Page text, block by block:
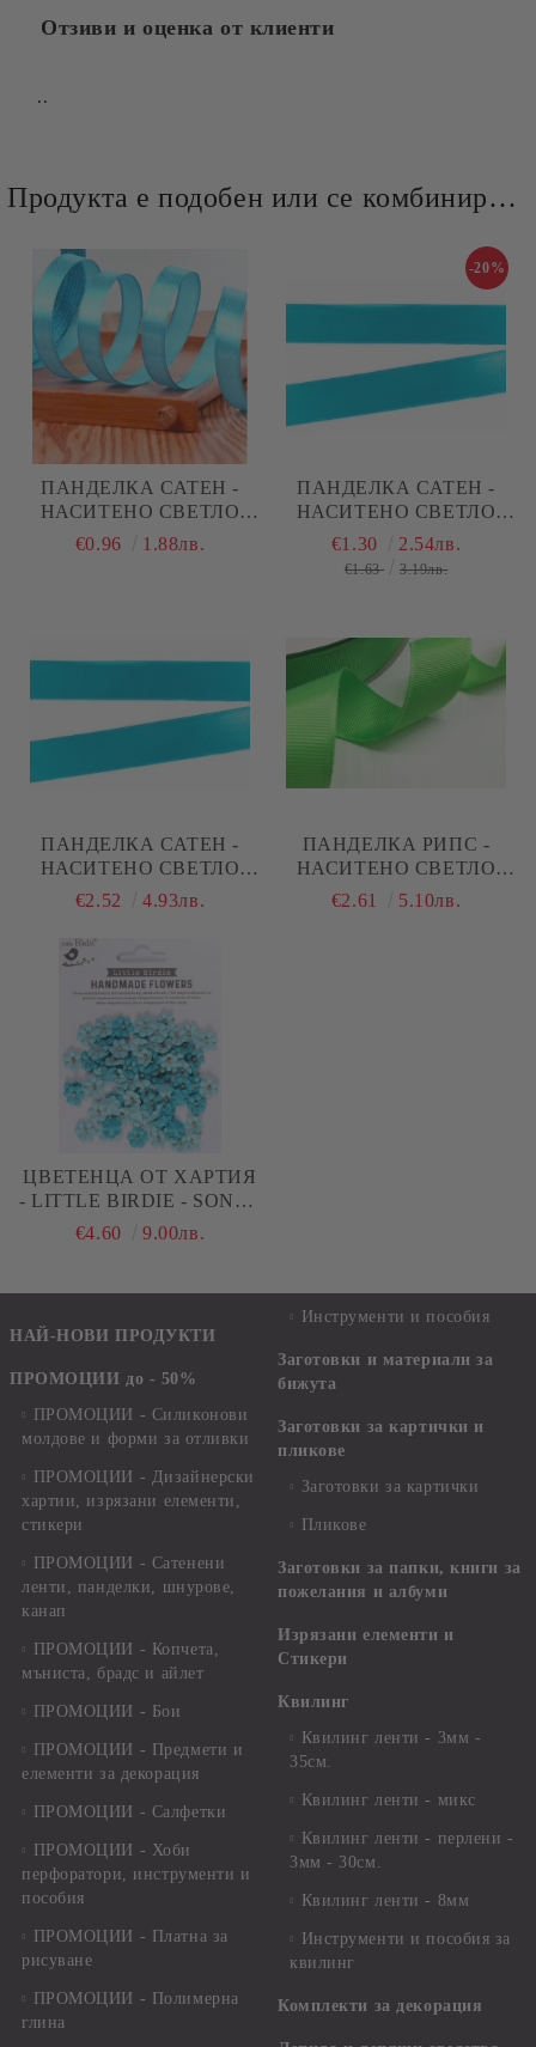
Отзиви и оценка от клиенти
..
Продукта е подобен или се комбинира добре и със следните продукти :
ПАНДЕЛКА САТЕН -
НАСИТЕНО СВЕТЛО
СИНЬО - 10М. №67
€0.96 1.88лв.
ПАНДЕЛКА САТЕН -
НАСИТЕНО СВЕТЛО
СИНЬО - 10М. №67
-20%
€1.30 2.54лв.
€1.63 3.19лв.
ПАНДЕЛКА САТЕН -
НАСИТЕНО СВЕТЛО
СИНЬО - 10М. №67
€2.52 4.93лв.
ПАНДЕЛКА РИПС -
НАСИТЕНО СВЕТЛО
ЗЕЛЕНО - 10М. №70
€2.61 5.10лв.
ЦВЕТЕНЦА ОТ ХАРТИЯ
- LITTLE BIRDIE - SONGS
OF THE SEA - 80 БР.
€4.60 9.00лв.
НАЙ-НОВИ ПРОДУКТИ
ПРОМОЦИИ до - 50%
ПРОМОЦИИ - Силиконови
молдове и форми за отливки
ПРОМОЦИИ - Дизайнерски
хартии, изрязани елементи,
стикери
ПРОМОЦИИ - Сатенени
ленти, панделки, шнурове,
канап
ПРОМОЦИИ - Копчета,
мъниста, брадс и айлет
ПРОМОЦИИ - Бои
ПРОМОЦИИ - Предмети и
елементи за декорация
ПРОМОЦИИ - Салфетки
ПРОМОЦИИ - Хоби
перфоратори, инструменти и
пособия
ПРОМОЦИИ - Платна за
рисуване
ПРОМОЦИИ - Полимерна
глина
Инструменти и пособия
Заготовки и материали за
бижута
Заготовки за картички и
пликове
Заготовки за картички
Пликове
Заготовки за папки, книги за
пожелания и албуми
Изрязани елементи и
Стикери
Квилинг
Квилинг ленти - 3мм -
35см.
Квилинг ленти - микс
Квилинг ленти - перлени -
3мм - 30см.
Квилинг ленти - 8мм
Инструменти и пособия за
квилинг
Комплекти за декорация